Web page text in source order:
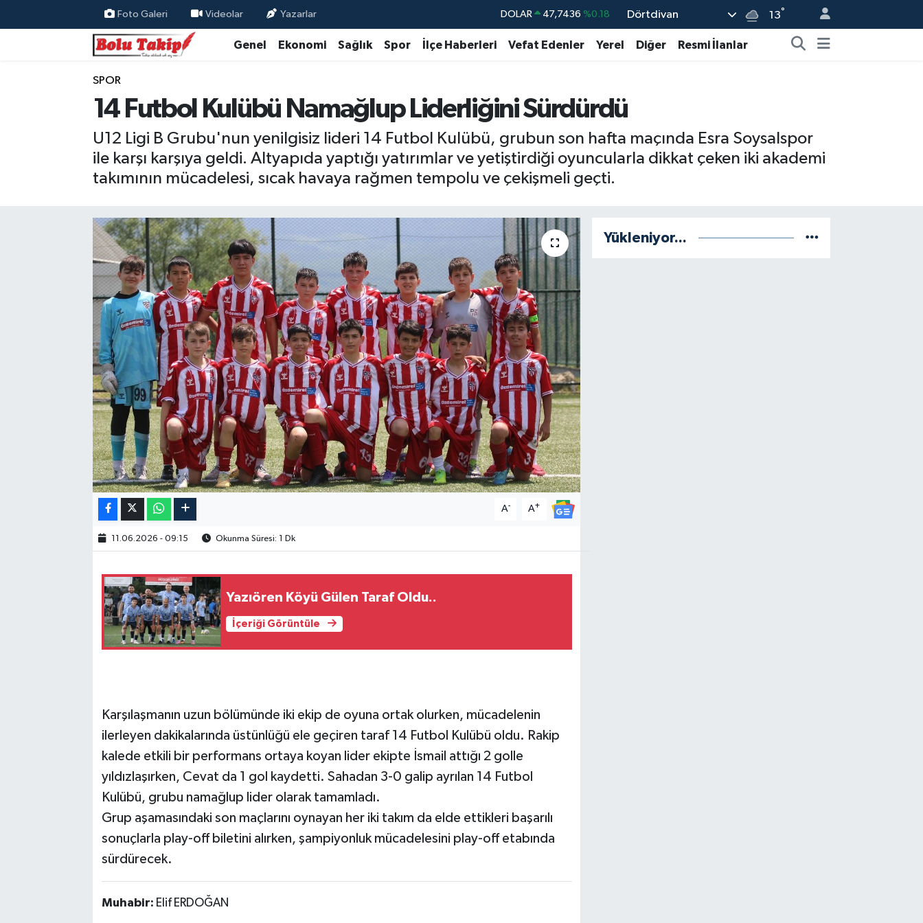
Foto Galeri Videolar Yazarlar DOLAR 47,7436 %0.18
EURO 55,2510 %0.32
BİST100 13.779 %-14
BITCOIN 64.959,79 %1.11
Dörtdivan 13°
Genel Ekonomi Sağlık Spor İlçe Haberleri Vefat Edenler Yerel Diğer Resmi İlanlar
SPOR
14 Futbol Kulübü Namağlup Liderliğini Sürdürdü
U12 Ligi B Grubu'nun yenilgisiz lideri 14 Futbol Kulübü, grubun son hafta maçında Esra Soysalspor
ile karşı karşıya geldi. Altyapıda yaptığı yatırımlar ve yetiştirdiği oyuncularla dikkat çeken iki akademi
takımının mücadelesi, sıcak havaya rağmen tempolu ve çekişmeli geçti.
A- A+
11.06.2026 - 09:15 Okunma Süresi: 1 Dk
Yazıören Köyü Gülen Taraf Oldu..
İçeriği Görüntüle
Karşılaşmanın uzun bölümünde iki ekip de oyuna ortak olurken, mücadelenin
ilerleyen dakikalarında üstünlüğü ele geçiren taraf 14 Futbol Kulübü oldu. Rakip
kalede etkili bir performans ortaya koyan lider ekipte İsmail attığı 2 golle
yıldızlaşırken, Cevat da 1 gol kaydetti. Sahadan 3-0 galip ayrılan 14 Futbol
Kulübü, grubu namağlup lider olarak tamamladı.
Grup aşamasındaki son maçlarını oynayan her iki takım da elde ettikleri başarılı
sonuçlarla play-off biletini alırken, şampiyonluk mücadelesini play-off etabında
sürdürecek.
Muhabir: Elif ERDOĞAN
Yükleniyor...